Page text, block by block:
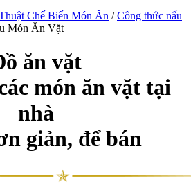
Chế Biến Món Ăn / Công thức nấu
Món Ăn Vặt
ăn vặt
món ăn vặt tại
nhà
giản, để bán